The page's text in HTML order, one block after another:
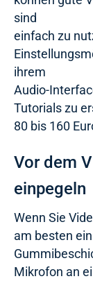
sind
einfach zu
ihrem
Audio-
Tutorials zu
80 bis 160
Vor dem
einpegeln
Wenn Sie
am besten
Mikrofon an